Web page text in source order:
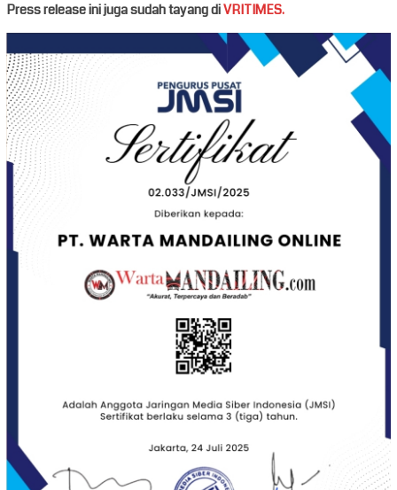
Press release ini juga sudah tayang diVRITIMES.